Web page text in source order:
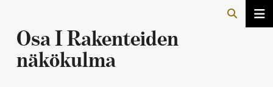
Osa I Rakenteiden
näkökulma